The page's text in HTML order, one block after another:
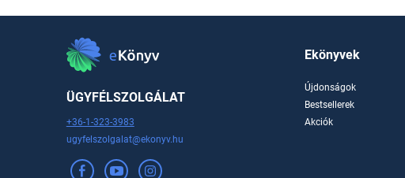
ÜGYFÉLSZOLGÁLAT
+36-1-323-3983
ugyfelszolgalat@ekonyv.hu
Ekönyvek
Újdonságok
Bestsellerek
Akciók